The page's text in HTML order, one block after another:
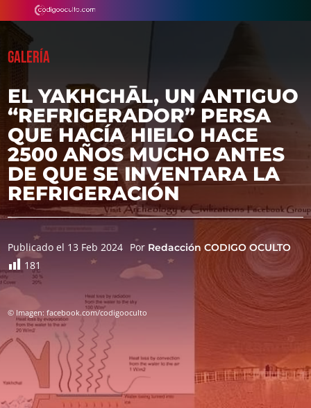
GALERÍA
EL YAKHCHĀL, UN ANTIGUO
“REFRIGERADOR” PERSA
QUE HACÍA HIELO HACE
2500 AÑOS MUCHO ANTES
DE QUE SE INVENTARA LA
REFRIGERACIÓN
Publicado el 13 Feb 2024 Por Redacción CODIGO OCULTO
181
© Imagen: facebook.com/codigooculto